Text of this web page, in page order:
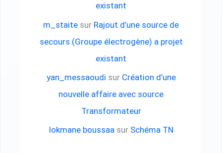
existant
m_staite sur Rajout d’une source de
secours (Groupe électrogène) a projet
existant
yan_messaoudi sur Création d’une
nouvelle affaire avec source
Transformateur
lokmane boussaasur Schéma TN